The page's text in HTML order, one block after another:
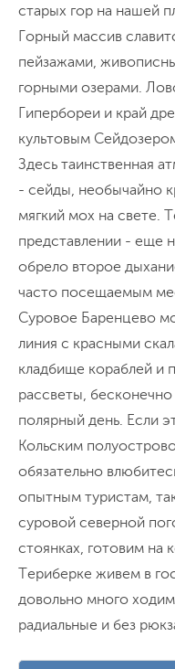
старых гор на нашей
Горный массив
пейзажами,
горными озерами.
Гипербореи и край
культовым
Здесь таинственная
- сейды, необычайно
мягкий мох на свете.
представлении - еще
обрело второе
часто посещаемым
Суровое Баренцево
линия с красными
кладбище кораблей и
рассветы,
полярный день. Если
Кольским
обязательно
опытным туристам,
суровой северной
стоянках, готовим на
Териберке живем в
довольно много
радиальные и без